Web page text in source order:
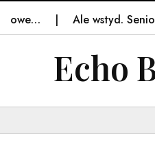
Ale wstyd. Senior w
Echo